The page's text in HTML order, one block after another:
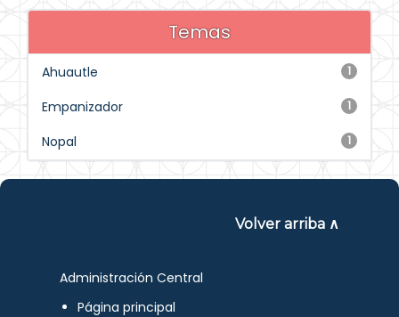
Temas
1
Ahuautle
1
Empanizador
1
Nopal
Volver arriba ∧
Administración Central
Página principal